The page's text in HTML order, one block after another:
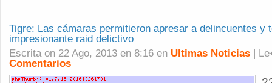
Tigre: Las cámaras permitieron apresar a delincuentes y
impresionante raid delictivo
Escrita on 22 Ago, 2013 en 8:16 en Ultimas Noticias |
Comentarios